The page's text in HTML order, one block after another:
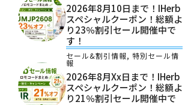
2026年8月10日まで！iHerb
スペシャルクーポン！総額よ
り23％割引セール開催中で
す！
セール&割引情報, 特別セール情
報
2026年8月xx日まで！iHerb
スペシャルクーポン！総額よ
り21％割引セール開催中で